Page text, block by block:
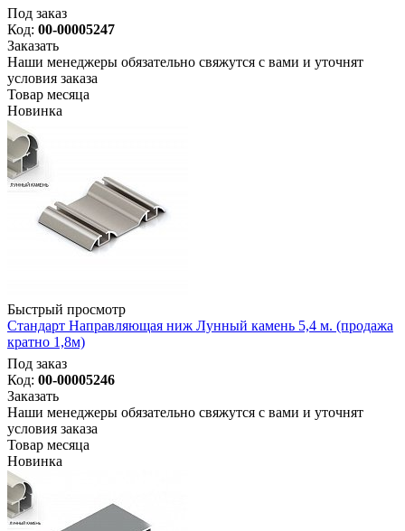
Под заказ
Код: 00-00005247
Заказать
Наши менеджеры обязательно свяжутся с вами и уточнят
условия заказа
Товар месяца
Новинка
Быстрый просмотр
Стандарт Направляющая ниж Лунный камень 5,4 м. (продажа
кратно 1,8м)
Под заказ
Код: 00-00005246
Заказать
Наши менеджеры обязательно свяжутся с вами и уточнят
условия заказа
Товар месяца
Новинка